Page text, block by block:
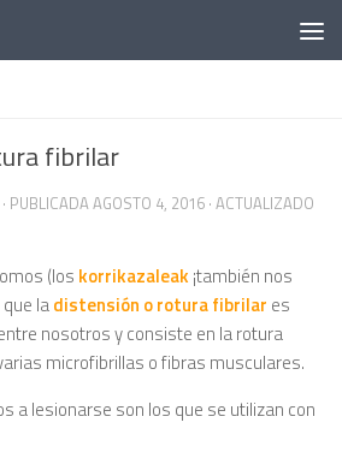
fibrilar
· PUBLICADAAGOSTO 4, 2016 · ACTUALIZADO
(los korrikazaleak ¡también nos
ladistensión o rotura fibrilar es
nosotros y consiste en la rotura
microfibrillas o fibras musculares.
a lesionarse son los que se utilizan con